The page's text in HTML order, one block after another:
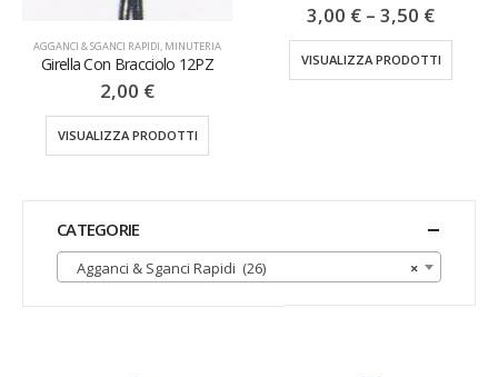
AGGANCI & SGANCI RAPIDI, MINUTERIA
Girella Con Bracciolo 12PZ
2,00 €
VISUALIZZA PRODOTTI
3,00 € – 3,50 €
VISUALIZZA PRODOTTI
CATEGORIE
×
Agganci & Sganci Rapidi (26)